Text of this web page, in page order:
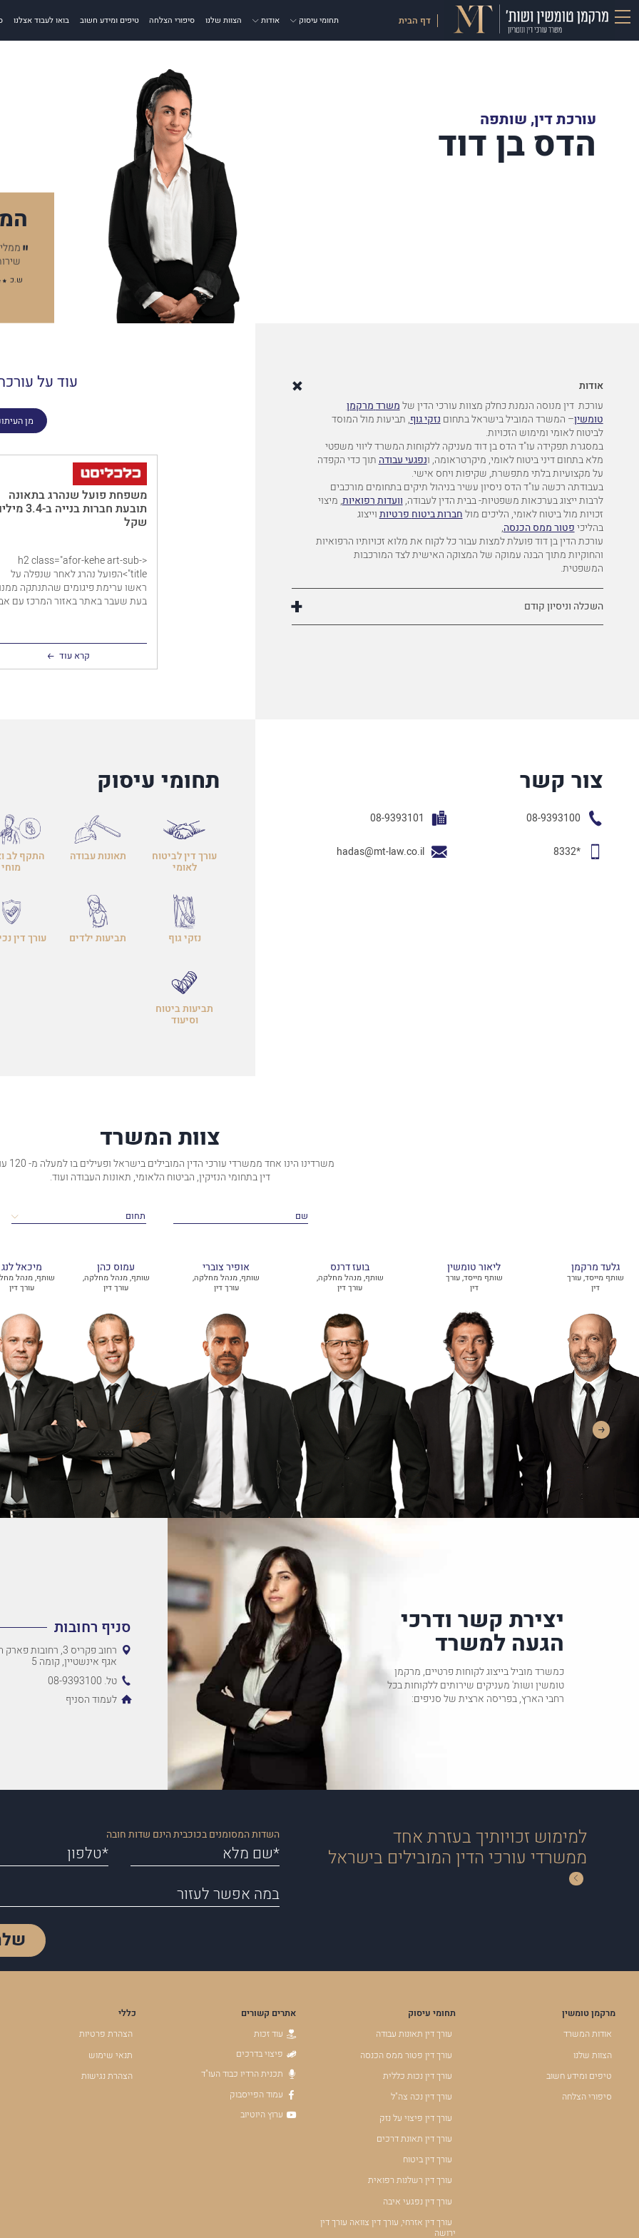
דף הבית תחומי עיסוק אודות הצוות שלנו סיפורי הצלחה טיפים ומידע חשוב בואו לעבוד אצלנו
עורכת דין, שותפה
הדס בן דוד
ש.כ
אודות
עורכת דיןמנוסה הנמנתכחלק מצוותעורכיהדיןשלמשרדמרקמן
טומשין– המשרדהמובילבישראל בתחום נזקיגוף, תביעותמולהמוסד
לביטוח לאומי ומימוש הזכויות.
במסגרת תפקידה עו"ד הדס בן דודמעניקה ללקוחותהמשרדליווימשפטי
מלא בתחוםדיני ביטוח לאומי, מיקרטראומה, ונפגעי עבודה תוךכדיהקפדה
עלמקצועיותבלתימתפשרת, שקיפותויחס אישי.
בעבודתה רכשה עו"דהדס ניסיון עשיר בניהולתיקים בתחומים מורכבים
לרבות ייצוג בערכאות משפטיות- בבית הדין לעבודה, וועדותרפואיות, מיצוי
זכויותמולביטוח לאומי, הליכים מולחברות ביטוח פרטיותוייצוג
בהליכיפטור ממס הכנסה,
עורכתהדיןבן דודפועלתלמצותעבורכללקוח אתמלוא זכויותיו הרפואיות
והחוקיות מתוךהבנה עמוקה שלהמצוקה האישיתלצדהמורכבות
המשפטית.
השכלה וניסיון קודם
עוד על
מן
משפחת פועל שנהרג בתאונה
תובעת חברות בנייה ב-
שקל
<h2 class="afor-kehe art-sub-
title">הפועל נהרג לאחר שנפלה על
ראשו ערימת פיגומים שהתנתקה
בעת שעבר באתר באזור המרכז עם
אור; לדבריהם, הם "חיים בסיוט
גופת קרובם חוזרת וניבטת מול עיניהם"
</h2>
קרא עוד
צור קשר
08-9393100
08-9393101
*8332
hadas@mt-law.co.il
תחומי עיסוק
עורך דין לביטוח
לאומי
תאונות עבודה התקף לב
מוחי
נזקי גוף תביעות ילדים עורך דין
תביעות ביטוח
וסיעוד
צוות המשרד
משרדינו הינו
דין בתחומי הנזיקין, הביטוח הלאומי, תאונות העבודה ועוד.
גלעד מרקמן
שותף מייסד, עורך
דין
ליאור טומשין
שותף מייסד, עורך
דין
בועז דרנס
שותף, מנהל מחלקה,
עורך דין
אופיר צוברי
שותף, מנהל מחלקה,
עורך דין
עמוס כהן
שותף, מנהל מחלקה,
עורך דין
מיכאל לנג
שותף, מנהל
עורך דין
יצירת קשר ודרכי
הגעה למשרד
כמשרד מוביל בייצוג לקוחות פרטיים, מרקמן
טומשין ושות' מעניקים שירותים ללקוחות בכל
רחבי הארץ, בפריסה ארצית של סניפים:
סניף רחובות
רחוב פקריס 3,
אגף אינשטיין, קומה 5
טל. 08-9393100
לעמוד הסניף
למימוש זכויותיך בעזרת אחד
ממשרדי עורכי הדין המובילים בישראל
השדות המסומנים בכוכבית הינם שדות חובה
מרקמן טומשין
אודות המשרד
הצוות שלנו
טיפים ומידע חשוב
סיפורי הצלחה
תחומי עיסוק
עורך דין תאונות עבודה
עורך דין פטור ממס הכנסה
עורך דין נכות כללית
עורך דין נכה צה"ל
עורך דין פיצוי על נזק
עורך דין תאונת דרכים
עורך דין ביטוח
עורך דין רשלנות רפואית
עורך דין נפגעי איבה
עורך דין אזרחי, עורך דין צוואה עורך דין
ירושה
אתרים קשורים
עוד זכות
פיצוי בדרכים
תכנית הרדיו כבוד העו"ד
עמוד הפייסבוק
ערוץ היוטיוב
כללי
הצהרת פרטיות
תנאי שימוש
הצהרת נגישות